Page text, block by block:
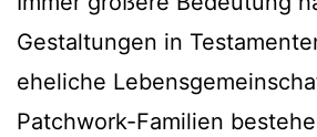
Gestaltungen in
eheliche
Patchwork-Familien